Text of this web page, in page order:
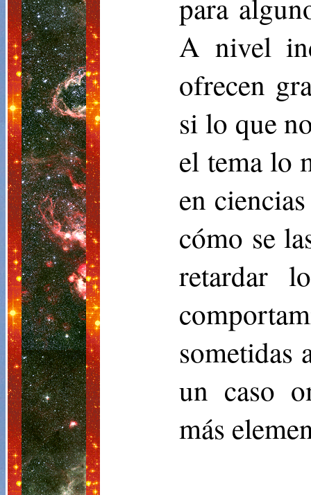
para
A nivel
ofrecen
si lo que
el tema lo
en
cómo se
retardar
sometidas
un caso
más